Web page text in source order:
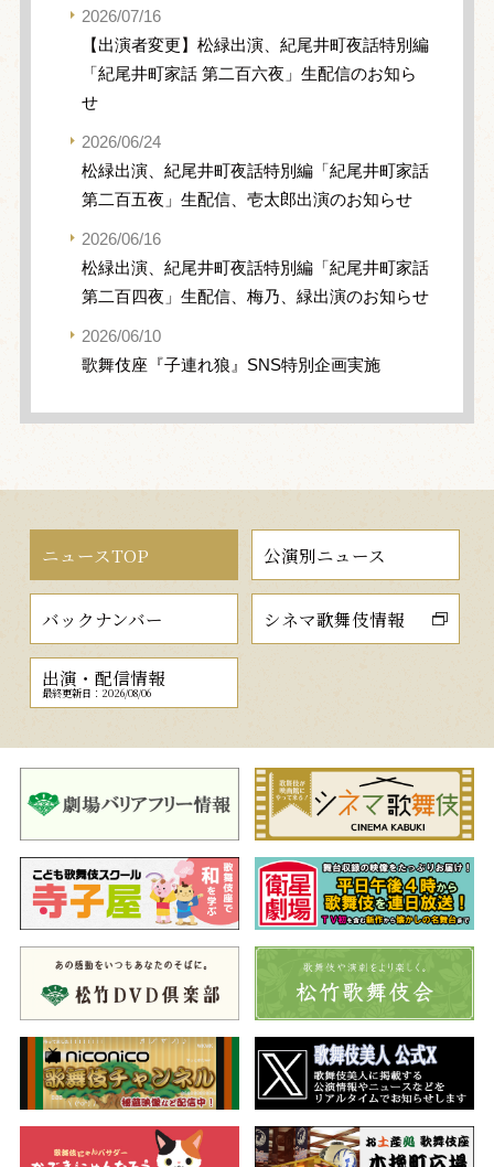
2026/07/16
【出演者変更】松緑出演、紀尾井町夜話特別編
「紀尾井町家話 第二百六夜」生配信のお知ら
せ
2026/06/24
松緑出演、紀尾井町夜話特別編「紀尾井町家話
第二百五夜」生配信、壱太郎出演のお知らせ
2026/06/16
松緑出演、紀尾井町夜話特別編「紀尾井町家話
第二百四夜」生配信、梅乃、緑出演のお知らせ
2026/06/10
歌舞伎座『子連れ狼』SNS特別企画実施
ニュースTOP 公演別ニュース
バックナンバー シネマ歌舞伎情報
出演・配信情報
最終更新日：2026/08/06